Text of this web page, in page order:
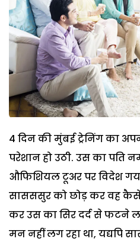
4 दिन की मुंबई ट्रेनिंग का
परेशान हो उठी. उस का पति
औफिशियल टूअर पर विदेश
सासससुर को छोड़ कर वह कैसे
कर उस का सिर दर्द से फटने
मन नहीं लग रहा था,